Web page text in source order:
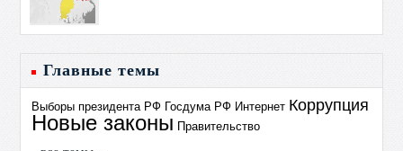
Главные темы
Выборы президента РФ Госдума РФ Интернет Коррупция
Новые законы Правительство